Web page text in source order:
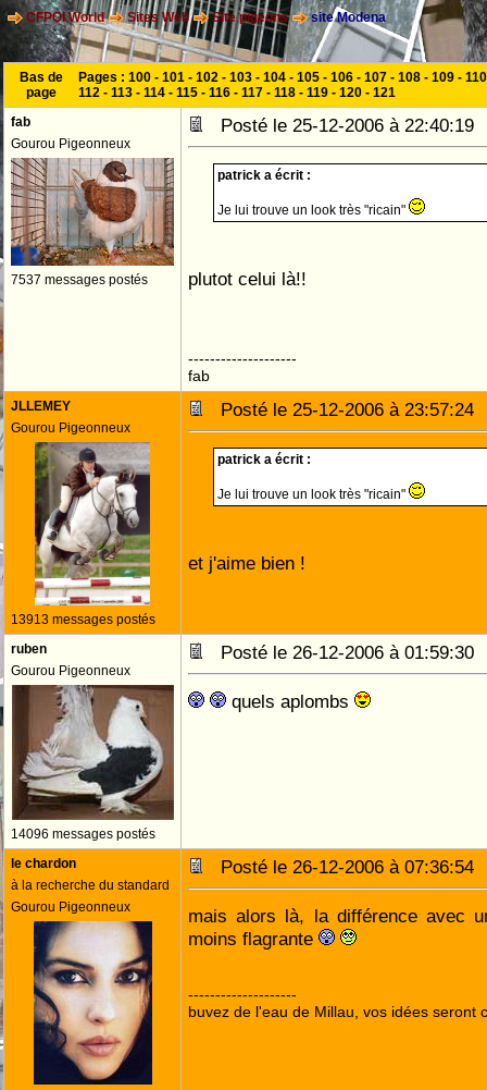
CFPOI World Sites Web Site pigeons site Modena
Bas de
page
Pages : 100 - 101 - 102 - 103 - 104 - 105 - 106 - 107 - 108 - 109 - 110
112 - 113 - 114 - 115 - 116 - 117 - 118 - 119 - 120 - 121
fab
Gourou Pigeonneux
7537 messages postés
Posté le 25-12-2006 à
patrick a écrit :
Je lui trouve un look très "ricain"
plutot celui là!!
--------------------
fab
JLLEMEY
Gourou Pigeonneux
13913 messages postés
Posté le 25-12-2006 à
patrick a écrit :
Je lui trouve un look très "ricain"
et j'aime bien !
ruben
Gourou Pigeonneux
14096 messages postés
Posté le 26-12-2006 à
quels aplombs
le chardon
à la recherche du standard
Gourou Pigeonneux
Posté le 26-12-2006 à
mais alors là, la différence avec
moins flagrante
--------------------
buvez de l'eau de Millau, vos idées seront